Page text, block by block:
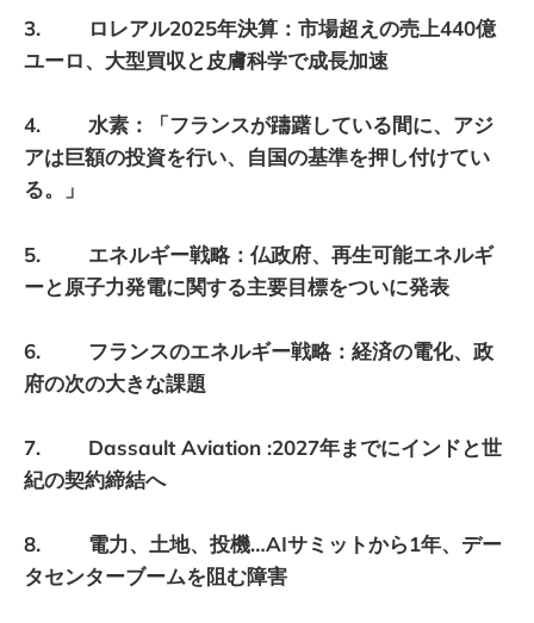
3. ロレアル2025年決算：市場超えの売上440億
ユーロ、大型買収と皮膚科学で成長加速
4. 水素：「フランスが躊躇している間に、アジ
アは巨額の投資を行い、自国の基準を押し付けてい
る。」
5. エネルギー戦略：仏政府、再生可能エネルギ
ーと原子力発電に関する主要目標をついに発表
6. フランスのエネルギー戦略：経済の電化、政
府の次の大きな課題
7. Dassault Aviation :2027年までにインドと世
紀の契約締結へ
8. 電力、土地、投機…AIサミットから1年、デー
タセンターブームを阻む障害